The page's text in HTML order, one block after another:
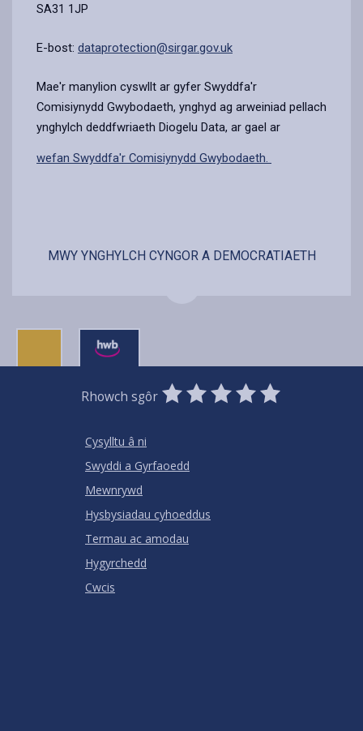
SA31 1JP
E-bost: dataprotection@sirgar.gov.uk
Mae'r manylion cyswllt ar gyfer Swyddfa'r
Comisiynydd Gwybodaeth, ynghyd ag arweiniad pellach
ynghylch deddfwriaeth Diogelu Data, ar gael ar
wefan Swyddfa'r Comisiynydd Gwybodaeth.
MWY YNGHYLCH CYNGOR A DEMOCRATIAETH
Rhowch sgôr
0
Stars
1
Star
2
Stars
3
Stars
4
Stars
5
Stars
Cysylltu â ni
Swyddi a Gyrfaoedd
Mewnrywd
Hysbysiadau cyhoeddus
Termau ac amodau
Hygyrchedd
Cwcis